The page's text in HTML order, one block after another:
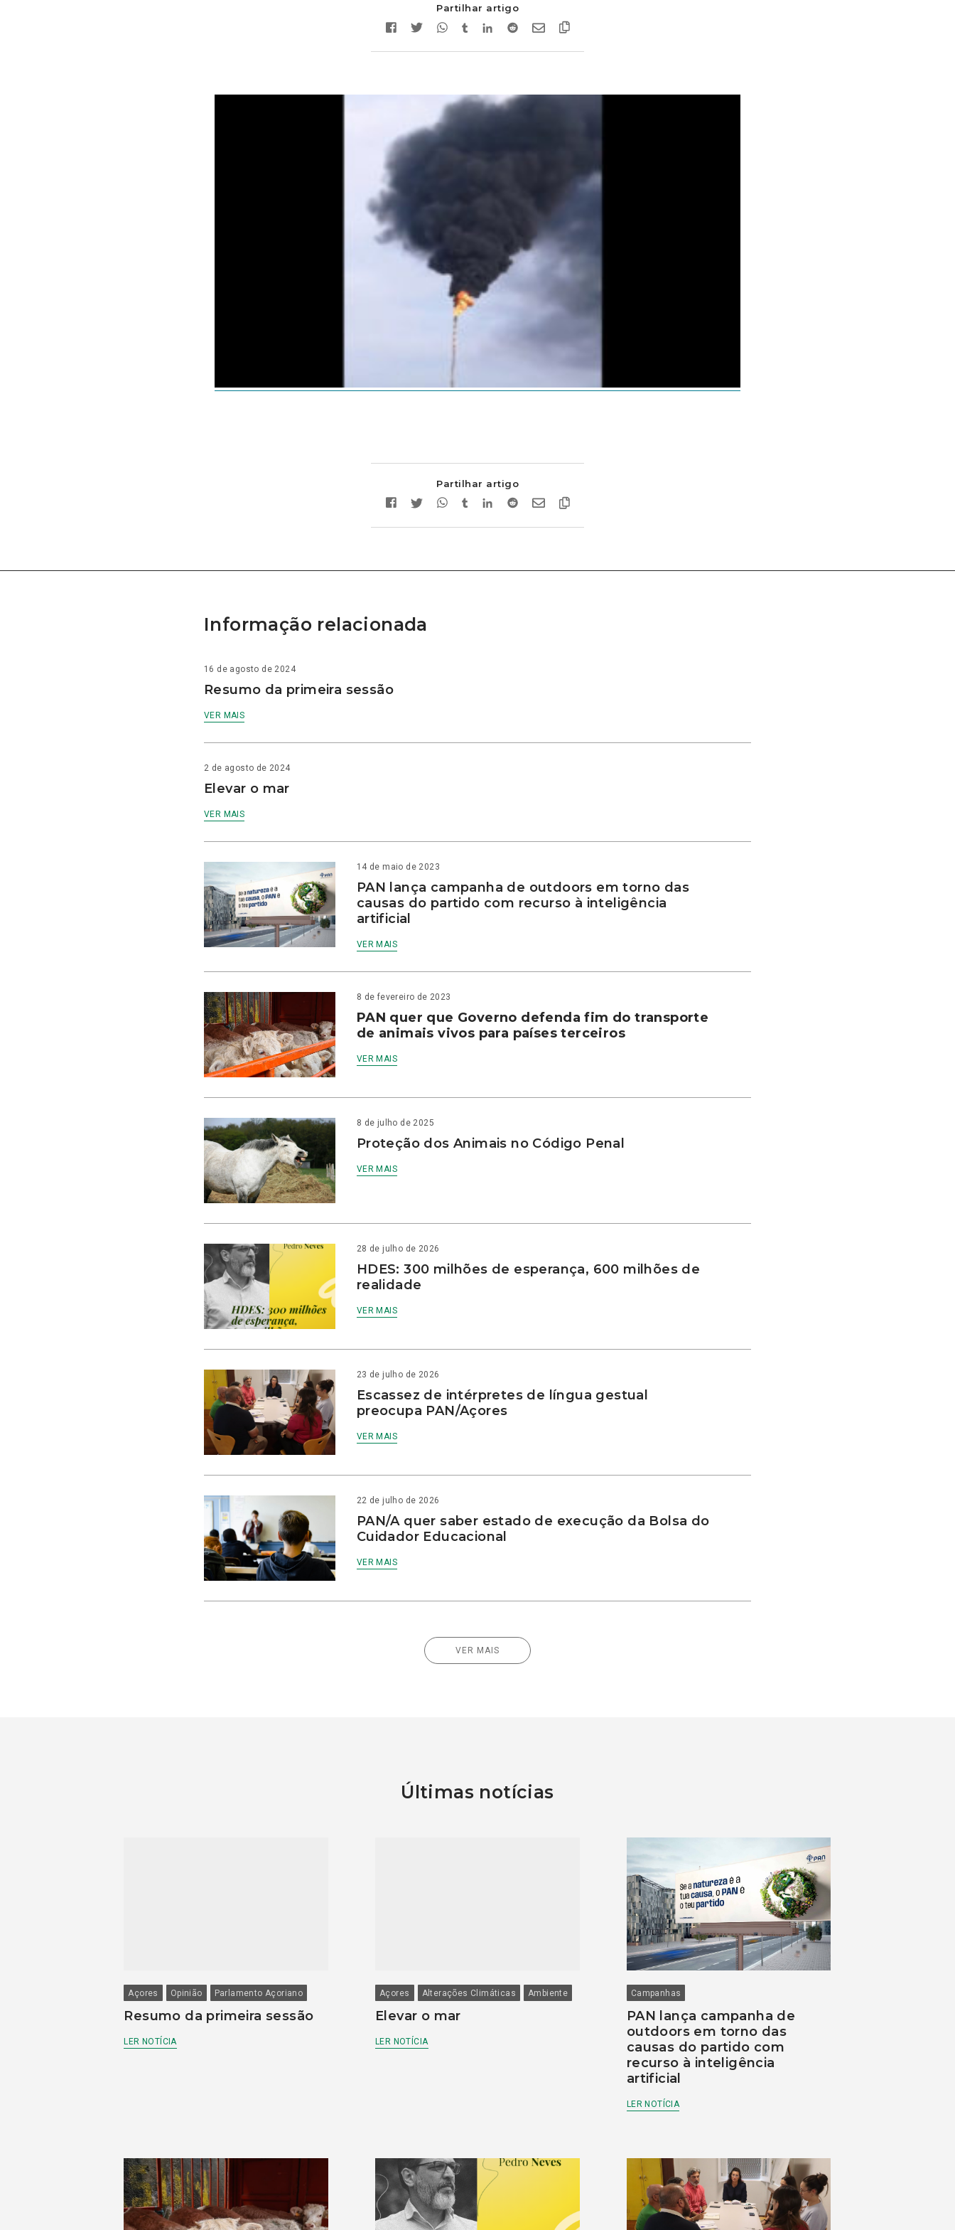
Partilhar artigo
Partilhar artigo
Informação relacionada
16 de agosto de 2024
Resumo da primeira sessão
VER MAIS
2 de agosto de 2024
Elevar o mar
VER MAIS
14 de maio de 2023
PAN lança campanha de outdoors em torno das
causas do partido com recurso à inteligência
artificial
VER MAIS
8 de fevereiro de 2023
PAN quer que Governo defenda fim do transporte
de animais vivos para países terceiros
VER MAIS
8 de julho de 2025
Proteção dos Animais no Código Penal
VER MAIS
28 de julho de 2026
HDES: 300 milhões de esperança, 600 milhões de
realidade
VER MAIS
23 de julho de 2026
Escassez de intérpretes de língua gestual
preocupa PAN/Açores
VER MAIS
22 de julho de 2026
PAN/A quer saber estado de execução da Bolsa do
Cuidador Educacional
VER MAIS
VER MAIS
Últimas notícias
Açores Opinião Parlamento Açoriano
Resumo da primeira sessão
LER NOTÍCIA
Açores Alterações Climáticas Ambiente
Elevar o mar
LER NOTÍCIA
Campanhas
PAN lança campanha de
outdoors em torno das
causas do partido com
recurso à inteligência
artificial
LER NOTÍCIA